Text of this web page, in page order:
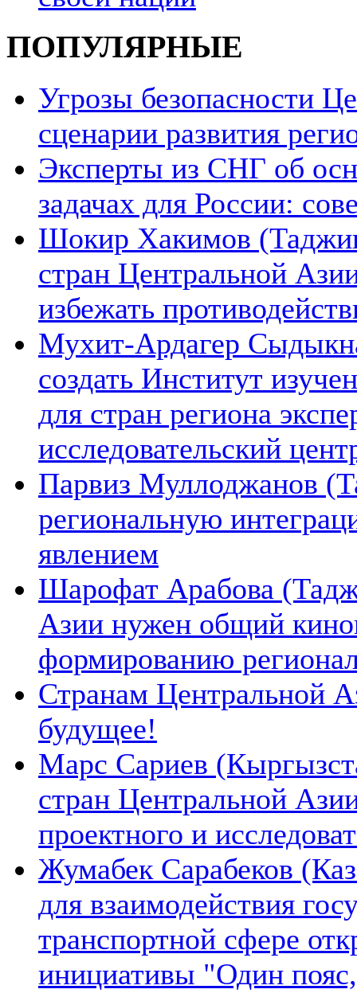
ПОПУЛЯРНЫЕ
Угрозы безопасности
сценарии развития
Эксперты из СНГ об
задачах для России:
Шокир Хакимов
стран Центральной
избежать
Мухит-Ардагер
создать Институт
для стран региона
исследовательский
Парвиз Муллоджанов
региональную
явлением
Шарофат Арабова
Азии нужен общий
формированию
Странам Центральной
будущее!
Марс Сариев
стран Центральной
проектного и
Жумабек Сарабеков
для взаимодействия
транспортной сфере
инициативы "Один